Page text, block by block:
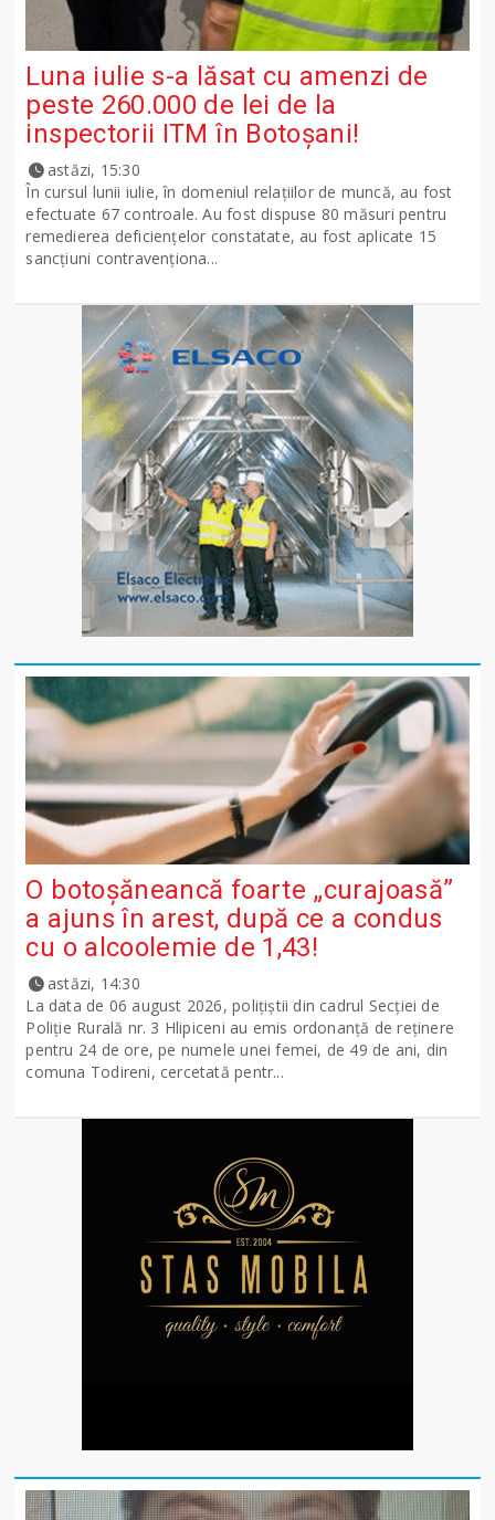
Luna iulie s-a lăsat cu amenzi de
peste 260.000 de lei de la
inspectorii ITM în Botoșani!
astăzi, 15:30
În cursul lunii iulie, în domeniul relațiilor de muncă, au fost
efectuate 67 controale. Au fost dispuse 80 măsuri pentru
remedierea deficiențelor constatate, au fost aplicate 15
sancţiuni contravenționa...
O botoșăneancă foarte „curajoasă”
a ajuns în arest, după ce a condus
cu o alcoolemie de 1,43!
astăzi, 14:30
La data de 06 august 2026, polițiștii din cadrul Secției de
Poliție Rurală nr. 3 Hlipiceni au emis ordonanță de reținere
pentru 24 de ore, pe numele unei femei, de 49 de ani, din
comuna Todireni, cercetată pentr...